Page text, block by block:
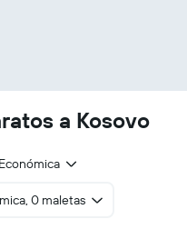
a Kosovo
Económica
0 maletas